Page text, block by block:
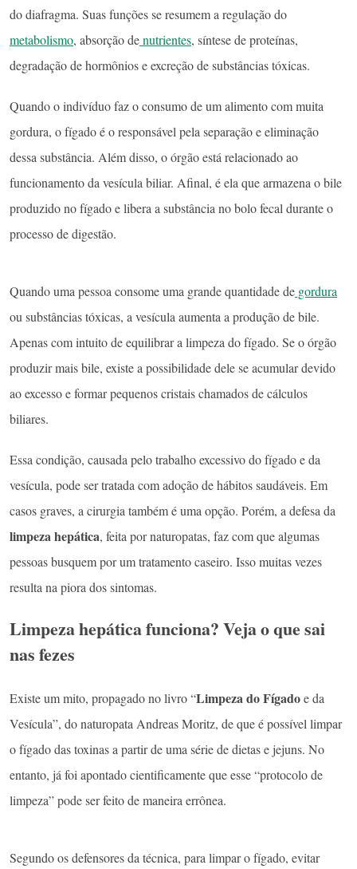
do diafragma. Suas funções se resumem a regulação do
metabolismo, absorção denutrientes, síntese de proteínas,
degradação de hormônios e excreção de substâncias tóxicas.
Quando o indivíduo faz o consumo de um alimento com muita
gordura, o fígado é o responsável pela separação e eliminação
dessa substância. Além disso, o órgão está relacionado ao
funcionamento da vesícula biliar. Afinal, é ela que armazena o bile
produzido no fígado e libera a substância no bolo fecal durante o
processo de digestão.
Quando uma pessoa consome uma grande quantidade de gordura
ou substâncias tóxicas, a vesícula aumenta a produção de bile.
Apenas com intuito de equilibrar a limpeza do fígado. Se o órgão
produzir mais bile, existe a possibilidade dele se acumular devido
ao excesso e formar pequenos cristais chamados de cálculos
biliares.
Essa condição, causada pelo trabalho excessivo do fígado e da
vesícula, pode ser tratada com adoção de hábitos saudáveis. Em
casos graves, a cirurgia também é uma opção. Porém, a defesa da
limpeza hepática, feita por naturopatas, faz com que algumas
pessoas busquem por um tratamento caseiro. Isso muitas vezes
resulta na piora dos sintomas.
Limpeza hepática funciona? Veja o que sai
nas fezes
Existe um mito, propagado no livro “Limpeza do Fígadoe da
Vesícula”, do naturopata Andreas Moritz, de que é possível limpar
o fígado das toxinas a partir de uma série de dietas e jejuns. No
entanto, já foi apontado cientificamente que esse “protocolo de
limpeza” pode ser feito de maneira errônea.
Segundo os defensores da técnica, para limpar o fígado, evitar